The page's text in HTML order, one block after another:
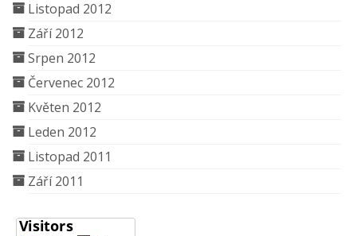
Listopad 2012
Září 2012
Srpen 2012
Červenec 2012
Květen 2012
Leden 2012
Listopad 2011
Září 2011